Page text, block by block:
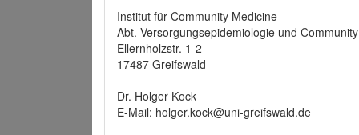
Institut für Community Medicine
Abt. Versorgungsepidemiologie und
Ellernholzstr. 1-2
17487 Greifswald
Dr. Holger Kock
E-Mail: holger.kock@uni-greifswald.de